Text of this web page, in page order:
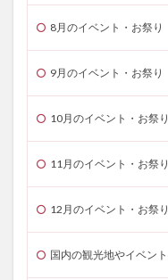
8月のイベント・お祭り
9月のイベント・お祭り
10月のイベント・お祭り
11月のイベント・お祭り
12月のイベント・お祭り
国内の観光地やイベント